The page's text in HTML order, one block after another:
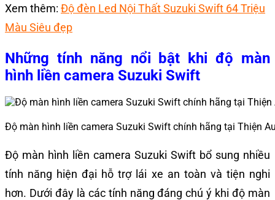
Xem thêm: Độ đèn Led Nội Thất Suzuki Swift 64 Triệu
Màu Siêu đẹp
Những tính năng nổi bật khi độ màn
hình liền camera Suzuki Swift
Độ màn hình liền camera Suzuki Swift chính hãng tại Thiện
Độ màn hình liền camera Suzuki Swift bổ sung nhiều
tính năng hiện đại hỗ trợ lái xe an toàn và tiện nghi
hơn. Dưới đây là các tính năng đáng chú ý khi độ màn